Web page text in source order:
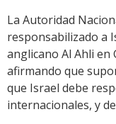
La Autoridad
responsabilizado a
anglicano Al Ahli en
afirmando que
que Israel debe
internacionales, y